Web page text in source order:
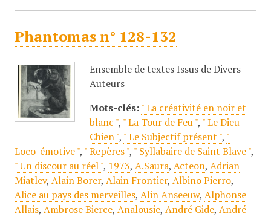
Phantomas n° 128-132
Ensemble de textes Issus de Divers
Auteurs
Mots-clés: " La créativité en noir et
blanc ", " La Tour de Feu ", " Le Dieu
Chien ", " Le Subjectif présent ", "
Loco-émotive ", " Repères ", " Syllabaire de Saint Blave ",
" Un discour au réel ", 1973, A.Saura, Acteon, Adrian
Miatlev, Alain Borer, Alain Frontier, Albino Pierro,
Alice au pays des merveilles, Alin Anseeuw, Alphonse
Allais, Ambrose Bierce, Analousie, André Gide, André